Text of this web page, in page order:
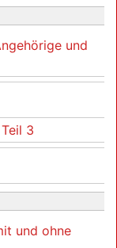
und
3
und ohne